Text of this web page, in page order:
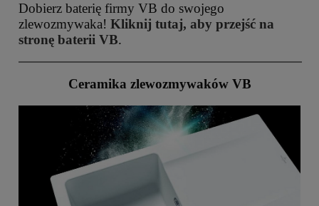
Dobierz baterię firmy VB do swojego
zlewozmywaka! Kliknij tutaj, aby przejść na
stronę baterii VB.
Ceramika zlewozmywaków VB